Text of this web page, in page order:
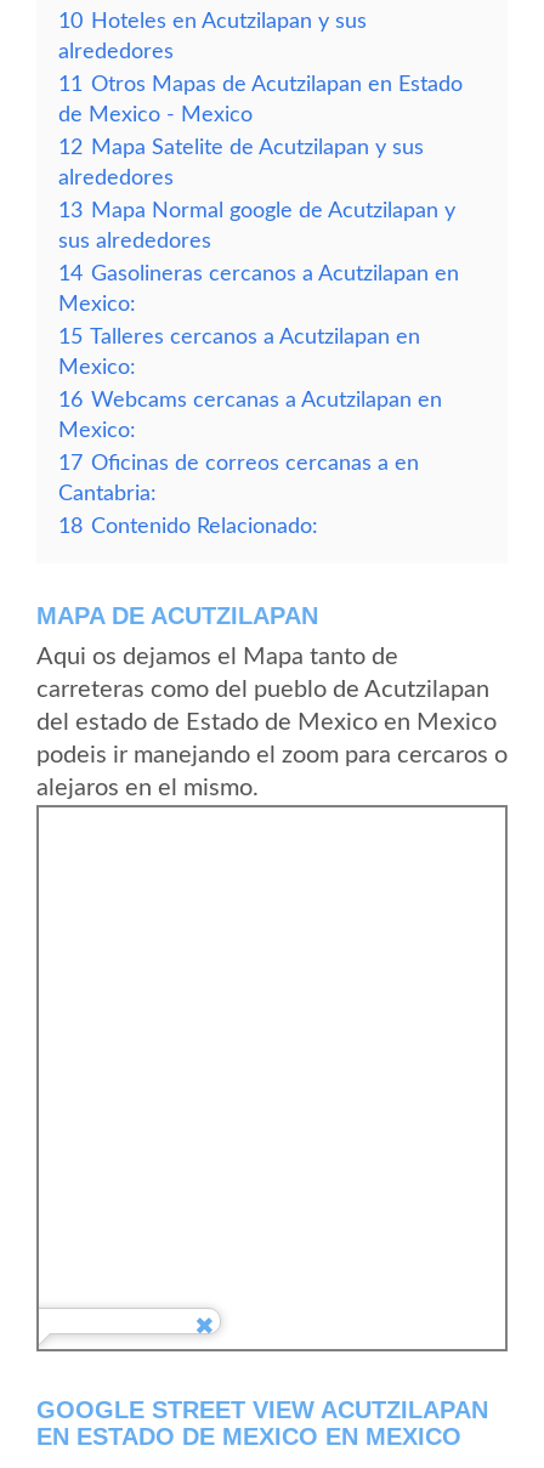
10 Hoteles en Acutzilapan y sus
alrededores
11 Otros Mapas de Acutzilapan en Estado
de Mexico - Mexico
12 Mapa Satelite de Acutzilapan y sus
alrededores
13 Mapa Normal google de Acutzilapan y
sus alrededores
14 Gasolineras cercanos a Acutzilapan en
Mexico:
15 Talleres cercanos a Acutzilapan en
Mexico:
16 Webcams cercanas a Acutzilapan en
Mexico:
17 Oficinas de correos cercanas a en
Cantabria:
18 Contenido Relacionado:
MAPA DE ACUTZILAPAN
Aqui os dejamos el Mapa tanto de
carreteras como del pueblo de Acutzilapan
del estado de Estado de Mexico en Mexico
podeis ir manejando el zoom para cercaros o
alejaros en el mismo.
GOOGLE STREET VIEW ACUTZILAPAN
EN ESTADO DE MEXICO EN MEXICO